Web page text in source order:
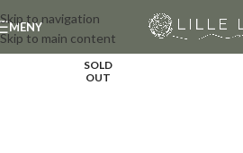
Skip to navigation
Skip to main content
MENY
SOLD
OUT